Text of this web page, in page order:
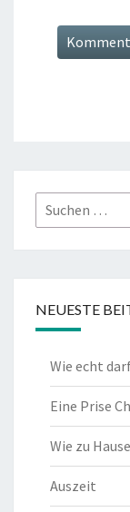
Suchen
nach:
NEUESTE
Wie echt
Eine Prise
Wie zu Hause
Auszeit